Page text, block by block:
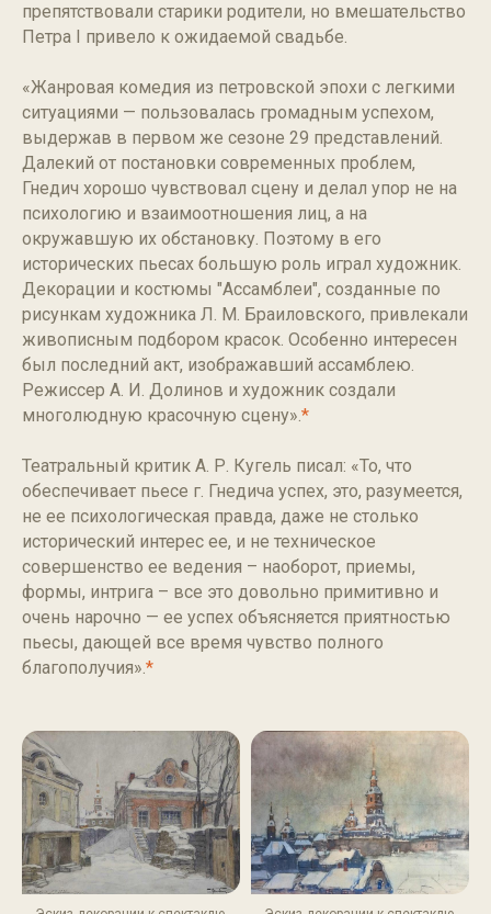
препятствовали старики родители, но вмешательство
Петра I привело к ожидаемой свадьбе.
«Жанровая комедия из петровской эпохи с легкими
ситуациями — пользовалась громадным успехом,
выдержав в первом же сезоне 29 представлений.
Далекий от постановки современных проблем,
Гнедич хорошо чувствовал сцену и делал упор не на
психологию и взаимоотношения лиц, а на
окружавшую их обстановку. Поэтому в его
исторических пьесах большую роль играл художник.
Декорации и костюмы "Ассамблеи", созданные по
рисункам художника Л. М. Браиловского, привлекали
живописным подбором красок. Особенно интересен
был последний акт, изображавший ассамблею.
Режиссер А. И. Долинов и художник создали
многолюдную красочную сцену».*
Театральный критик А. Р. Кугель писал: «То, что
обеспечивает пьесе г. Гнедича успех, это, разумеется,
не ее психологическая правда, даже не столько
исторический интерес ее, и не техническое
совершенство ее ведения – наоборот, приемы,
формы, интрига – все это довольно примитивно и
очень нарочно — ее успех объясняется приятностью
пьесы, дающей все время чувство полного
благополучия».*